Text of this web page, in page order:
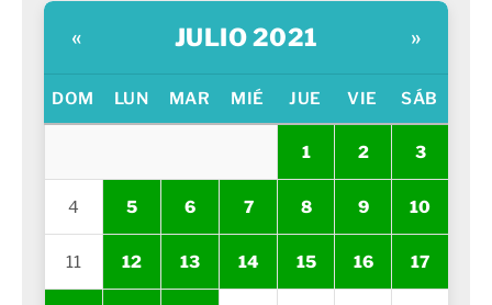
« JULIO 2021 »
DOM LUN MAR MIÉ JUE VIE SÁB
1 2 3
4 5 6 7 8 9 10
11 12 13 14 15 16 17